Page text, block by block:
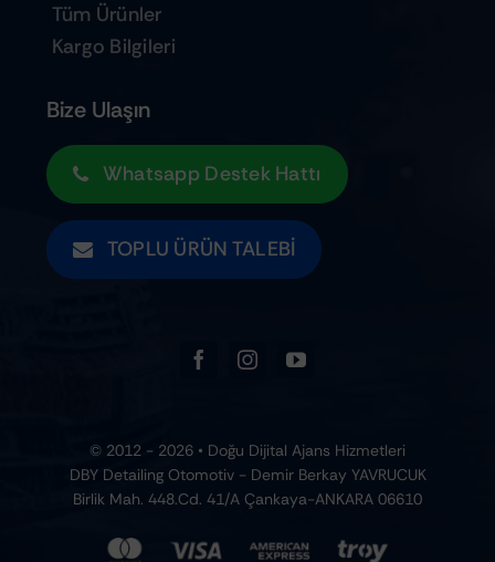
Kargo Bilgileri
Whatsapp Destek Hattı
TOPLU ÜRÜN TALEBI
DBY Detailing Otomotiv - Demir Berkay YAVRUCUK
Birlik Mah. 448.Cd. 41/A Çankaya-ANKARA 06610